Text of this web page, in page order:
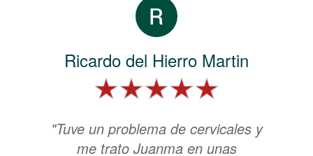
Ricardo del Hierro Martin
"Tuve un problema de cervicales y
me trato Juanma en unas